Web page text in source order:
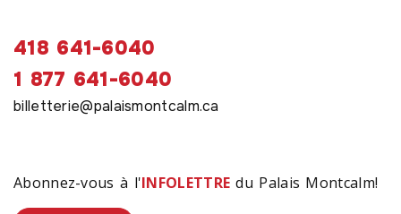
Abonnez-vous à l'INFOLETTRE du Palais Montcalm!
418 641-6040
1 877 641-6040
billetterie@palaismontcalm.ca